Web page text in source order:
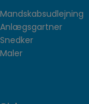
Mandskabsudlejning
Anlægsgartner
Snedker
Maler